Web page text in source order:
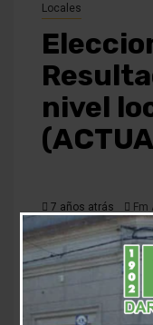
Locales
nivel
7 años atrás Fm
En nuestra ciudad,
«Todos por Las
Juntos por el